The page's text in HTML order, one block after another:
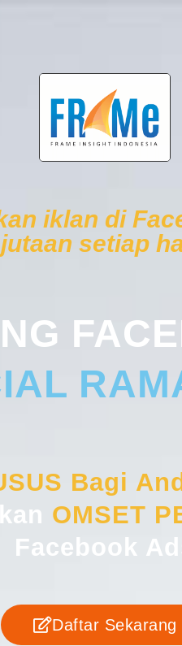
iklan di
jutaan setiap
Bagi
OMSET
Facebook
Daftar Sekarang